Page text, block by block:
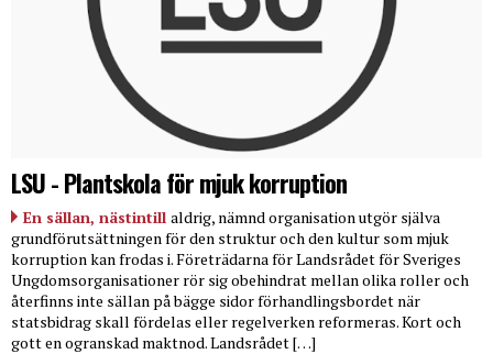
LSU - Plantskola för mjuk korruption
En sällan, nästintill aldrig, nämnd organisation utgör själva
grundförutsättningen för den struktur och den kultur som mjuk
korruption kan frodas i. Företrädarna för Landsrådet för Sveriges
Ungdomsorganisationer rör sig obehindrat mellan olika roller och
återfinns inte sällan på bägge sidor förhandlingsbordet när
statsbidrag skall fördelas eller regelverken reformeras. Kort och
gott en ogranskad maktnod. Landsrådet […]